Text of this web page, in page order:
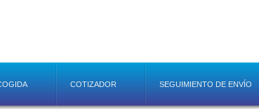
COTIZADOR SEGUIMIENTO DE ENVÍO